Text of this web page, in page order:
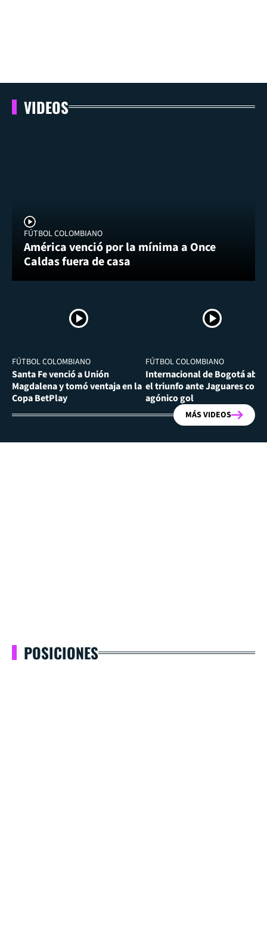
VIDEOS
FÚTBOL COLOMBIANO
América venció por la mínima a Once
Caldas fuera de casa
FÚTBOL COLOMBIANO
Santa Fe venció a Unión
Magdalena y tomó ventaja en la
Copa BetPlay
FÚTBOL COLOMBIANO
Internacional de Bogotá
el triunfo ante Jaguares con
agónico gol
MÁS VIDEOS
POSICIONES